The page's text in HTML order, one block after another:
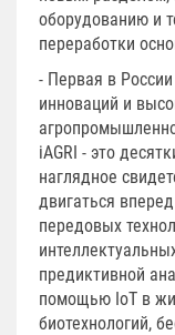
оборудованию и
переработки
- Первая в
инноваций и
iAGRI - это
наглядное
двигаться
передовых
предиктивной
помощью IoT в
биотехнологий,